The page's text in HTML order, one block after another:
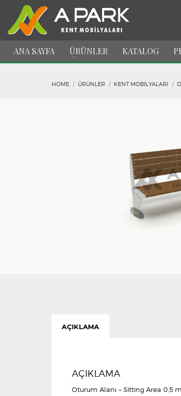
ANA SAYFA ÜRÜNLER KATALOG
HOME ÜRÜNLER KENT MOBILYALARI
AÇIKLAMA
AÇIKLAMA
Oturum Alanı – Sitting Area 0,5